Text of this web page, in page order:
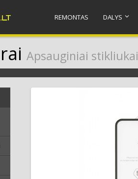
REMONTAS DALYS
Apsauginiai stikliukai